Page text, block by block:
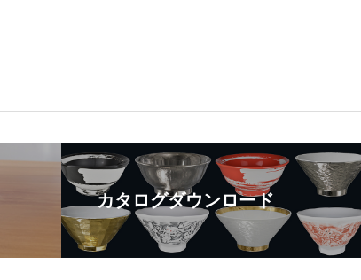
カタログダウンロード